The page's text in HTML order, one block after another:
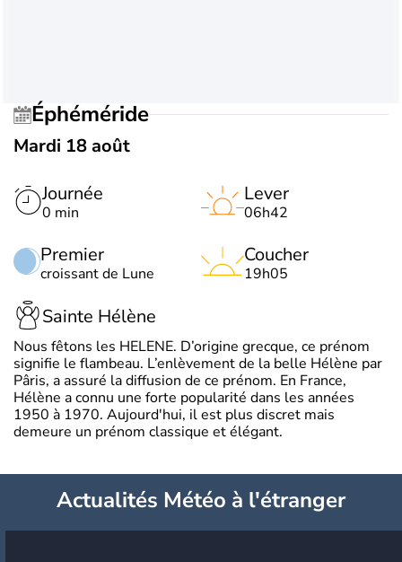
Éphéméride
Mardi 18 août
Journée
0 min
Premier
croissant de Lune
Lever
06h42
Coucher
19h05
Sainte Hélène
Nous fêtons les HELENE. D’origine grecque, ce prénom
signifie le flambeau. L’enlèvement de la belle Hélène par
Pâris, a assuré la diffusion de ce prénom. En France,
Hélène a connu une forte popularité dans les années
1950 à 1970. Aujourd'hui, il est plus discret mais
demeure un prénom classique et élégant.
Actualités Météo à l'étranger